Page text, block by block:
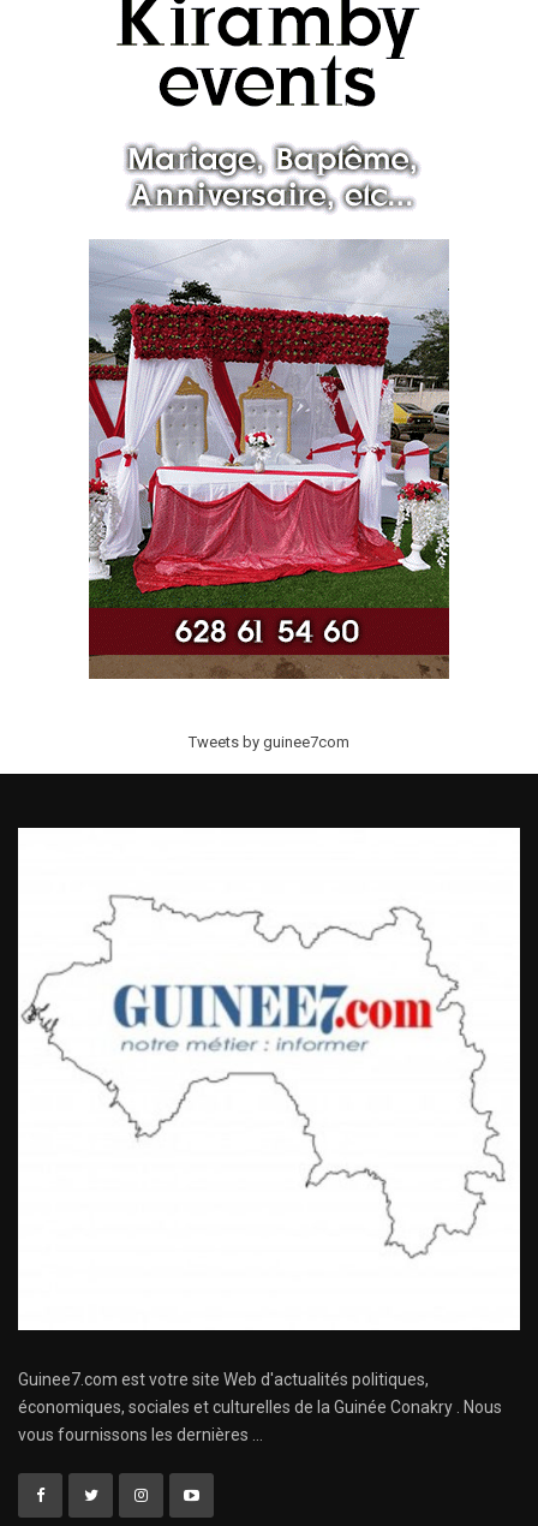
Tweets by guinee7com
Guinee7.com est votre site Web d'actualités politiques,
économiques, sociales et culturelles de la Guinée Conakry . Nous
vous fournissons les dernières ...